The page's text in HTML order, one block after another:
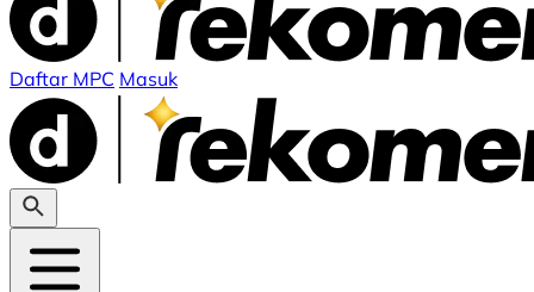
Daftar MPC Masuk